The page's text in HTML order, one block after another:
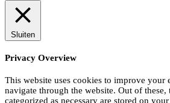
Sluiten
Privacy Overview
This website uses cookies to improve your
navigate through the website. Out of these,
categorized as necessary are stored on